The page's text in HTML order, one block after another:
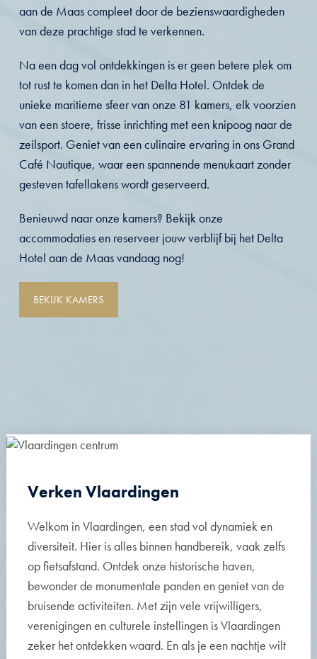
aan de Maas compleet door de bezienswaardigheden
van deze prachtige stad te verkennen.
Na een dag vol ontdekkingen is er geen betere plek om
tot rust te komen dan in het Delta Hotel. Ontdek de
unieke maritieme sfeer van onze 81 kamers, elk voorzien
van een stoere, frisse inrichting met een knipoog naar de
zeilsport. Geniet van een culinaire ervaring in ons Grand
Café Nautique, waar een spannende menukaart zonder
gesteven tafellakens wordt geserveerd.
Benieuwd naar onze kamers? Bekijk onze
accommodaties en reserveer jouw verblijf bij het Delta
Hotel aan de Maas vandaag nog!
BEKIJK KAMERS
Verken Vlaardingen
Welkom in Vlaardingen, een stad vol dynamiek en
diversiteit. Hier is alles binnen handbereik, vaak zelfs
op fietsafstand. Ontdek onze historische haven,
bewonder de monumentale panden en geniet van de
bruisende activiteiten. Met zijn vele vrijwilligers,
verenigingen en culturele instellingen is Vlaardingen
zeker het ontdekken waard. En als je een nachtje wilt